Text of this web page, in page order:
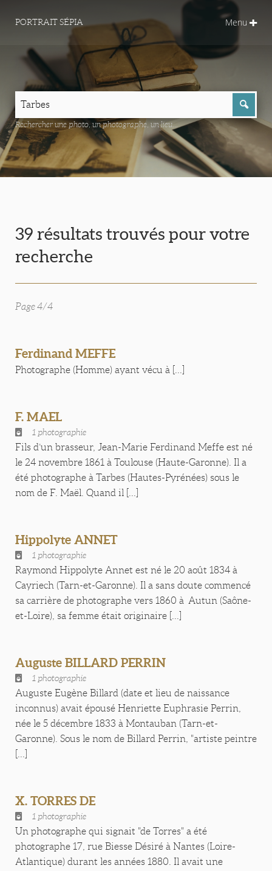
PORTRAIT SÉPIA Menu
Rechercher une photo, un photographe, un lieu...
39 résultats trouvés pour votre
recherche
Page 4/4
Ferdinand MEFFE
Photographe (Homme) ayant vécu à [...]
F. MAEL
1 photographie
Fils d’un brasseur, Jean-Marie Ferdinand Meffe est né
le 24 novembre 1861 à Toulouse (Haute-Garonne). Il a
été photographe à Tarbes (Hautes-Pyrénées) sous le
nom de F. Maël. Quand il [...]
Hippolyte ANNET
1 photographie
Raymond Hippolyte Annet est né le 20 août 1834 à
Cayriech (Tarn-et-Garonne). Il a sans doute commencé
sa carrière de photographe vers 1860 à Autun (Saône-
et-Loire), sa femme était originaire [...]
Auguste BILLARD PERRIN
1 photographie
Auguste Eugène Billard (date et lieu de naissance
inconnus) avait épousé Henriette Euphrasie Perrin,
née le 5 décembre 1833 à Montauban (Tarn-et-
Garonne). Sous le nom de Billard Perrin, "artiste peintre
X. TORRES DE
1 photographie
Un photographe qui signait "de Torres" a été
photographe 17, rue Biesse Désiré à Nantes (Loire-
Atlantique) durant les années 1880. Il avait une